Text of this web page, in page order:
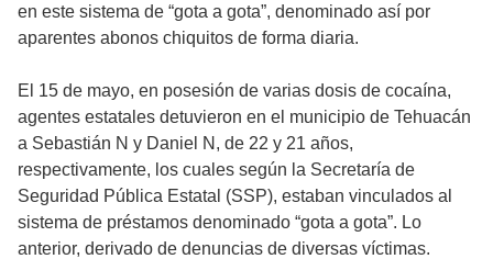
en este sistema de “gota a gota”, denominado así por
aparentes abonos chiquitos de forma diaria.
El 15 de mayo, en posesión de varias dosis de cocaína,
agentes estatales detuvieron en el municipio de Tehuacán
a Sebastián N y Daniel N, de 22 y 21 años,
respectivamente, los cuales según la Secretaría de
Seguridad Pública Estatal (SSP), estaban vinculados al
sistema de préstamos denominado “gota a gota”. Lo
anterior, derivado de denuncias de diversas víctimas.